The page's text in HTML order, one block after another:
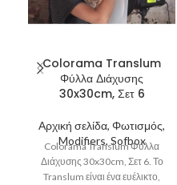
Colorama Translum
Φύλλα Διάχυσης
30x30cm, Σετ 6
Αρχική σελίδα, Φωτισμός,
Modifiers, Sofbox
Colorama Translum Φύλλα
Διάχυσης 30x30cm, Σετ 6. Το
Translum είναι ένα ευέλικτο,